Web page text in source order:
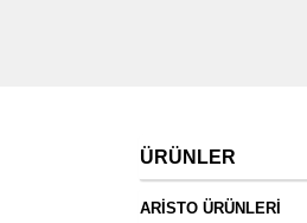
ÜRÜNLER
ARİSTO ÜRÜNLERİ